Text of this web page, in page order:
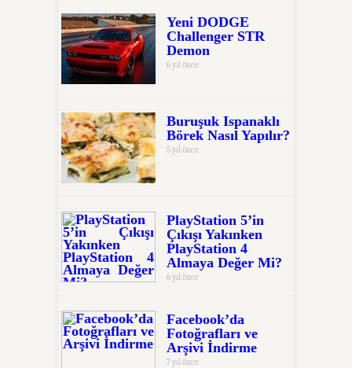
Yeni DODGE
Challenger STR
Demon
6 yıl önce
Buruşuk Ispanaklı
Börek Nasıl Yapılır?
5 yıl önce
PlayStation 5’in
Çıkışı Yakınken
PlayStation 4
Almaya Değer Mi?
6 yıl önce
Facebook’da
Fotoğrafları ve
Arşivi İndirme
7 yıl önce